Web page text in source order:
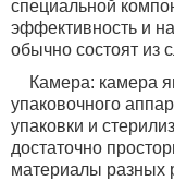
специальной
эффективность и
обычно состоят из
Камера: камера
упаковочного
упаковки и
достаточно
материалы разных